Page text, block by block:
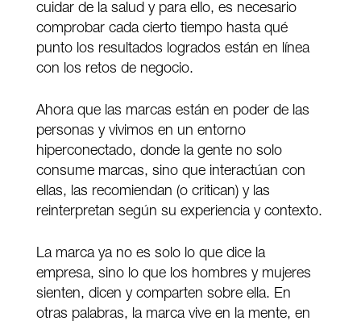
cuidar de la salud y para ello, es necesario
comprobar cada cierto tiempo hasta qué
punto los resultados logrados están en línea
con los retos de negocio.
Ahora que las marcas están en poder de las
personas y vivimos en un entorno
hiperconectado, donde la gente no solo
consume marcas, sino que interactúan con
ellas, las recomiendan (o critican) y las
reinterpretan según su experiencia y contexto.
La marca ya no es solo lo que dice la
empresa, sino lo que los hombres y mujeres
sienten, dicen y comparten sobre ella. En
otras palabras, la marca vive en la mente, en